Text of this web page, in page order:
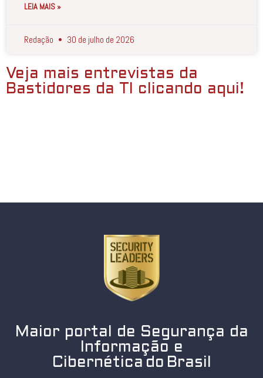
LEIA MAIS »
Redação 30 de julho de 2026
Veja mais entrevistas da
Bastidores da TI clicando aqui!
Maior portal de Segurança da
Informação e
Cibernética do Brasil